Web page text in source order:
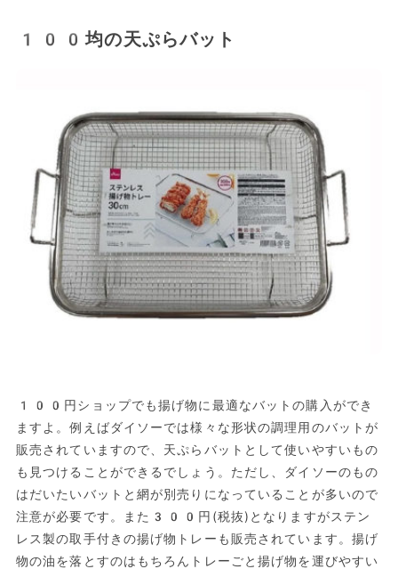
100均の天ぷらバット
100円ショップでも揚げ物に最適なバットの購入ができ
ますよ。例えばダイソーでは様々な形状の調理用のバットが
販売されていますので、天ぷらバットとして使いやすいもの
も見つけることができるでしょう。ただし、ダイソーのもの
はだいたいバットと網が別売りになっていることが多いので
注意が必要です。また300円(税抜)となりますがステン
レス製の取手付きの揚げ物トレーも販売されています。揚げ
物の油を落とすのはもちろんトレーごと揚げ物を運びやすい